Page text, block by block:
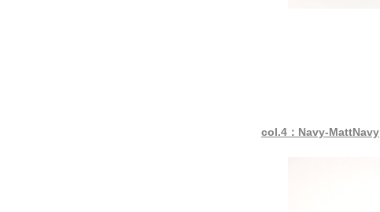
col.4：Navy-MattNavy